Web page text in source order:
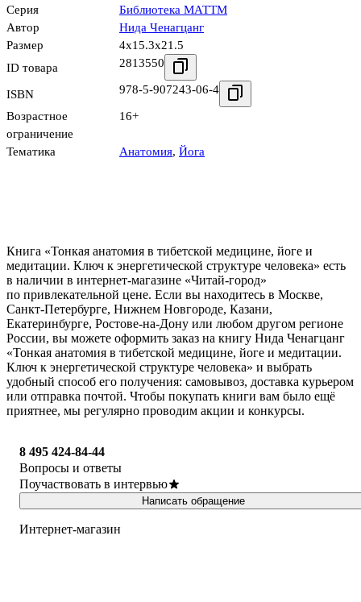
Серия
Библиотека МАТТМ
Автор
Нида Ченагцанг
Размер
4x15.3x21.5
ID товара
2813550
ISBN 978-5-907243-06-4
Возрастное
ограничение
16+
Тематика Анатомия, Йога
Книга «Тонкая анатомия в тибетской медицине, йоге и
медитации. Ключ к энергетической структуре человека» есть
в наличии в интернет-магазине «Читай-город»
по привлекательной цене. Если вы находитесь в Москве,
Санкт-Петербурге, Нижнем Новгороде, Казани,
Екатеринбурге, Ростове-на-Дону или любом другом регионе
России, вы можете оформить заказ на книгу Нида Ченагцанг
«Тонкая анатомия в тибетской медицине, йоге и медитации.
Ключ к энергетической структуре человека» и выбрать
удобный способ его получения: самовывоз, доставка курьером
или отправка почтой. Чтобы покупать книги вам было ещё
приятнее, мы регулярно проводим акции и конкурсы.
8 495 424-84-44
Вопросы и ответы
Поучаствовать в интервью
Написать обращение
Интернет-магазин